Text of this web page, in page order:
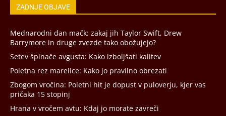
ZADNJE OBJAVE
Mednarodni dan mačk: zakaj jih Taylor Swift, Drew
Barrymore in druge zvezde tako obožujejo?
Setev špinače avgusta: Kako izboljšati kalitev
Poletna rez marelice: Kako jo pravilno obrezati
Zbogom vročina: Poletni hit je dopust v puloverju, kjer vas
pričaka 15 stopinj
Hrana v vročem avtu: Kdaj jo morate zavreči